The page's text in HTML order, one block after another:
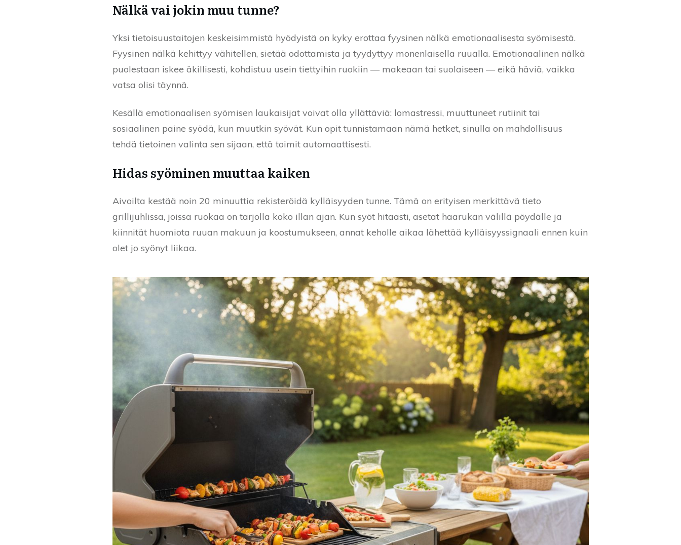
Nälkä vai jokin muu tunne?
Yksi tietoisuustaitojen keskeisimmistä hyödyistä on kyky erottaa fyysinen nälkä emotionaalisesta syömisestä.
Fyysinen nälkä kehittyy vähitellen, sietää odottamista ja tyydyttyy monenlaisella ruualla. Emotionaalinen nälkä
puolestaan iskee äkillisesti, kohdistuu usein tiettyihin ruokiin — makeaan tai suolaiseen — eikä häviä, vaikka
vatsa olisi täynnä.
Kesällä emotionaalisen syömisen laukaisijat voivat olla yllättäviä: lomastressi, muuttuneet rutiinit tai
sosiaalinen paine syödä, kun muutkin syövät. Kun opit tunnistamaan nämä hetket, sinulla on mahdollisuus
tehdä tietoinen valinta sen sijaan, että toimit automaattisesti.
Hidas syöminen muuttaa kaiken
Aivoilta kestää noin 20 minuuttia rekisteröidä kylläisyyden tunne. Tämä on erityisen merkittävä tieto
grillijuhlissa, joissa ruokaa on tarjolla koko illan ajan. Kun syöt hitaasti, asetat haarukan välillä pöydälle ja
kiinnität huomiota ruuan makuun ja koostumukseen, annat keholle aikaa lähettää kylläisyyssignaali ennen kuin
olet jo syönyt liikaa.